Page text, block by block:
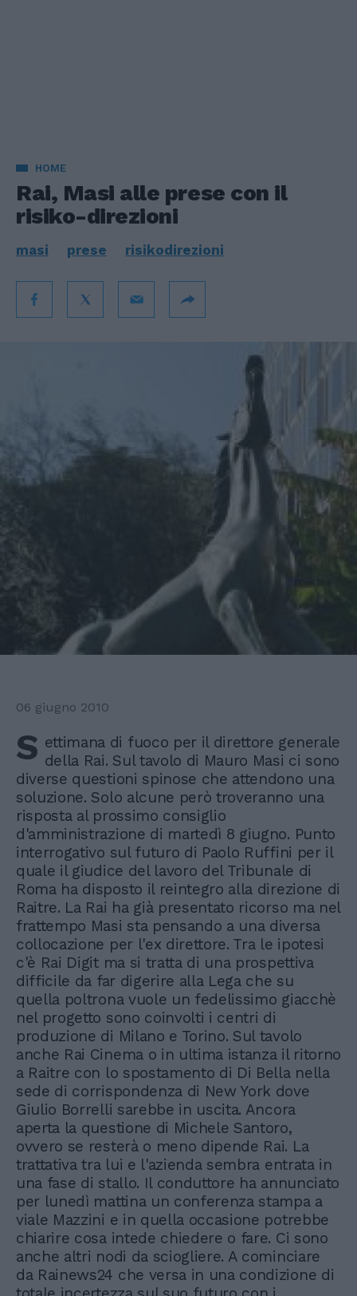
HOME
Rai, Masi alle prese con il
risiko-direzioni
masi prese risikodirezioni
06 giugno 2010
S ettimana di fuoco per il direttore generale
della Rai. Sul tavolo di Mauro Masi ci sono
diverse questioni spinose che attendono una
soluzione. Solo alcune però troveranno una
risposta al prossimo consiglio
d'amministrazione di martedì 8 giugno. Punto
interrogativo sul futuro di Paolo Ruffini per il
quale il giudice del lavoro del Tribunale di
Roma ha disposto il reintegro alla direzione di
Raitre. La Rai ha già presentato ricorso ma nel
frattempo Masi sta pensando a una diversa
collocazione per l'ex direttore. Tra le ipotesi
c'è Rai Digit ma si tratta di una prospettiva
difficile da far digerire alla Lega che su
quella poltrona vuole un fedelissimo giacchè
nel progetto sono coinvolti i centri di
produzione di Milano e Torino. Sul tavolo
anche Rai Cinema o in ultima istanza il ritorno
a Raitre con lo spostamento di Di Bella nella
sede di corrispondenza di New York dove
Giulio Borrelli sarebbe in uscita. Ancora
aperta la questione di Michele Santoro,
ovvero se resterà o meno dipende Rai. La
trattativa tra lui e l'azienda sembra entrata in
una fase di stallo. Il conduttore ha annunciato
per lunedì mattina un conferenza stampa a
viale Mazzini e in quella occasione potrebbe
chiarire cosa intede chiedere o fare. Ci sono
anche altri nodi da sciogliere. A cominciare
da Rainews24 che versa in una condizione di